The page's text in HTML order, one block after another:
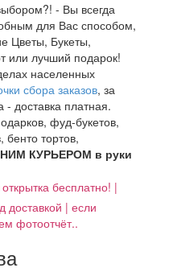
- Вы всегда
для Вас способом,
Цветы, Букеты,
или лучший подарок!
населенных
сбора заказов, за
- доставка платная.
фуд-букетов,
тортов,
КУРЬЕРОМ в руки
бесплатно! |
доставкой | если
фотоотчёт..